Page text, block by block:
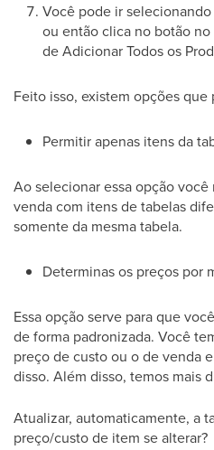
Você pode ir
ou então clica no botão
de Adicionar Todos os
Feito isso, existem opções que
Permitir apenas itens da
Ao selecionar essa opção
venda com itens de tabelas
somente da mesma tabela.
Determinas os preços por
Essa opção serve para que
de forma padronizada. Você
preço de custo ou o de venda
disso. Além disso, temos mais
Atualizar, automaticamente, a
preço/custo de item se alterar?